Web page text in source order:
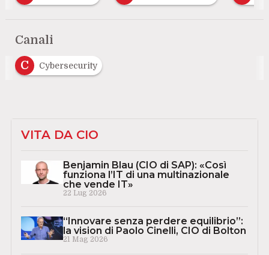
Canali
C
Cybersecurity
VITA DA CIO
Benjamin Blau (CIO di SAP): «Così
funziona l’IT di una multinazionale
che vende IT»
22 Lug 2026
“Innovare senza perdere equilibrio”:
la vision di Paolo Cinelli, CIO di Bolton
21 Mag 2026